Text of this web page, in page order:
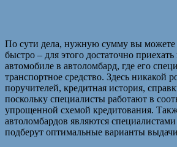
По сути дела, нужную сумму вы можете
быстро – для этого достаточно
автомобиле в автоломбард, где его
транспортное средство. Здесь никакой
поручителей, кредитная история,
поскольку специалисты работают в
упрощенной схемой кредитования.
автоломбардов являются
подберут оптимальные варианты